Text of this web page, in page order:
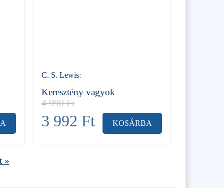
C. S. Lewis:
Keresztény vagyok
4 990Ft
3 992 Ft KOSÁRBA
»